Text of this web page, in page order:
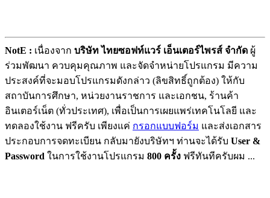
NotE : เนื่องจาก บริษัท ไทยซอฟท์แวร์ เอ็นเตอร์ไพรส์ จำกัด ผู้
ร่วมพัฒนา ควบคุมคุณภาพ และจัดจำหน่ายโปรแกรม มีความ
ประสงค์ที่จะมอบโปรแกรมดังกล่าว (ลิขสิทธิ์ถูกต้อง) ให้กับ
สถาบันการศึกษา, หน่วยงานราชการ และเอกชน, ร้านค้า
อินเตอร์เน็ต (ทั่วประเทศ), เพื่อเป็นการเผยแพร่เทคโนโลยี และ
ทดลองใช้งาน ฟรีครับ เพียงแค่ กรอกแบบฟอร์ม และส่งเอกสาร
ประกอบการจดทะเบียน กลับมายังบริษัทฯ ท่านจะได้รับ User &
Password ในการใช้งานโปรแกรม 800 ครั้ง ฟรีทันทีครับผม ...